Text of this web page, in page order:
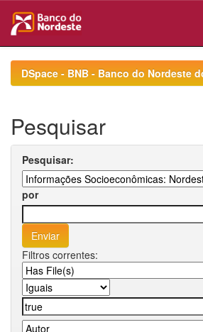
navigationDSpace - BNB - Banco do Nordeste
Pesquisar
Pesquisar:
por
Filtros correntes: